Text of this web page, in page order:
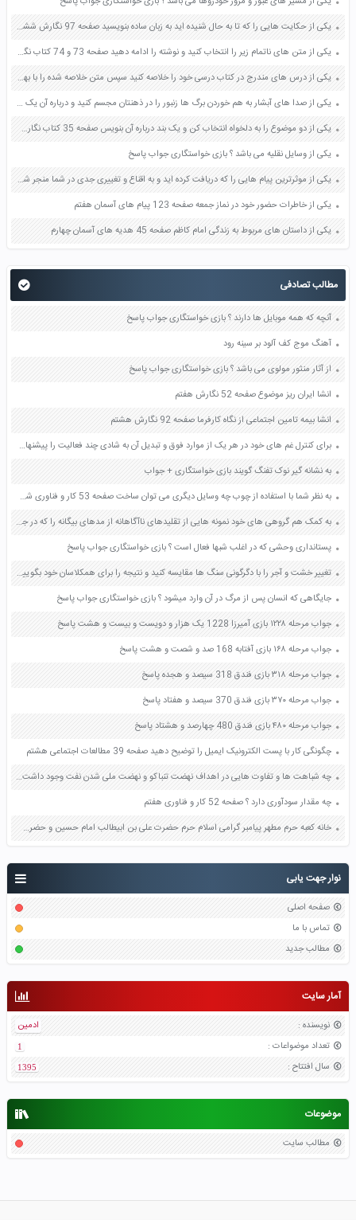
نوار جهت یابی
صفحه اصلی
تماس با ما
مطالب جدید
آمار سایت
نویسنده :
ادمین
تعداد موضواعات :
1
سال افتتاح :
1395
موضوعات
مطالب سایت
یکی از حکایت هایی را که تا به حال شنیده اید به زبان ساده بنویسید صفحه 97 نگارش ششم دبستان
یکی از متن های ناتمام زیر را انتخاب کنید و نوشته را ادامه دهید صفحه 73 و 74 کتاب نگارش فارسی پنجم دبستان
یکی از درس های مندرج در کتاب درسی خود را خلاصه کنید سپس متن خلاصه شده را با بهره گیری از روش های دسته بندی نمودار جدول نقشه مفهومی نشان دهید صفحه 118 نگارش یازدهم
یکی از صدا های آبشار به هم خوردن برگ ها زنبور را در ذهنتان مجسم کنید و درباره آن یک بند بنویسید صفحه 11 نگارش پنجم
یکی از دو موضوع را به دلخواه انتخاب کن و یک بند درباره آن بنویس صفحه 35 کتاب نگارش فارسی سوم
یکی از وسایل نقلیه می باشد ؟ بازی خواستگاری جواب پاسخ
یکی از موثرترین پیام هایی را که دریافت کرده اید و به اقناع و تغییری جدی در شما منجر شده است برسی کنید و علت این تاثیر گذاری قابل توجه را بنویسید صفحه 52 تفکر و سواد رسانه ای دهم
یکی از خاطرات حضور خود در نماز جمعه صفحه 123 پیام های آسمان هفتم
یکی از داستان های مربوط به زندگی امام کاظم صفحه 45 هدیه های آسمان چهارم
مطالب تصادفی
آنچه که همه موبایل ها دارند ؟ بازی خواستگاری جواب پاسخ
آهنگ موج کف آلود بر سینه رود
از آثار منثور مولوی می باشد ؟ بازی خواستگاری جواب پاسخ
انشا ایران ریز موضوع صفحه 52 نگارش هفتم
انشا بیمه تامین اجتماعی از نگاه کارفرما صفحه 92 نگارش هشتم
برای کنترل غم های خود در هر یک از موارد فوق و تبدیل آن به شادی چند فعالیت را پیشنهاد کنید صفحه 136 تفکر و سبک زندگی هفتم
به نشانه گیر نوک تفنگ گویند بازی خواستگاری + جواب
به نظر شما با استفاده از چوب چه وسایل دیگری می توان ساخت صفحه 53 کار و فناوری ششم
به کمک هم گروهی های خود نمونه هایی از تقلیدهای ناآگاهانه از مدهای بیگانه را که در جامعه امروز ما رواج دارد بیان کنید به نظر شما این گونه تقلیدها چه تاثیری بر روی شخصیت و رفتار فرد می گذارد؟ صفحه 79 پیام های آسمان هشتم
پستانداری وحشی که در اغلب شبها فعال است ؟ بازی خواستگاری جواب پاسخ
تغییر خشت و آجر را با دگرگونی سنگ ها مقایسه کنید و نتیجه را برای همکلاسان خود بگویید صفحه ۱۱۲ کتاب علوم تجربی هشتم
جایگاهی که انسان پس از مرگ در آن وارد میشود ؟ بازی خواستگاری جواب پاسخ
جواب مرحله ۱۲۲۸ بازی آمیرزا 1228 یک هزار و دویست و بیست و هشت پاسخ
جواب مرحله ۱۶۸ بازی آفتابه 168 صد و شصت و هشت پاسخ
جواب مرحله ۳۱۸ بازی فندق 318 سیصد و هجده پاسخ
جواب مرحله ۳۷۰ بازی فندق 370 سیصد و هفتاد پاسخ
جواب مرحله ۴۸۰ بازی فندق 480 چهارصد و هشتاد پاسخ
چگونگی کار با پست الکترونیک ایمیل را توضیح دهید صفحه 39 مطالعات اجتماعی هشتم
چه شباهت ها و تفاوت هایی در اهداف نهضت تنباکو و نهضت ملی شدن نفت وجود داشت؟ صفحه 97 مطالعات اجتماعی نهم
چه مقدار سودآوری دارد ؟ صفحه 52 کار و فناوری هفتم
خانه کعبه حرم مطهر پیامبر گرامی اسلام حرم حضرت علی بن ابیطالب امام حسین و حضرت ابوالفضل در کدام شهرهای کشورهای همسایه قرار دارند ؟ صفحه 99 مطالعات اجتماعی ششم